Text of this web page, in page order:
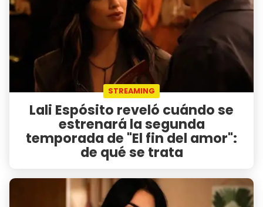
STREAMING
Lali Espósito reveló cuándo se
estrenará la segunda
temporada de "El fin del amor":
de qué se trata